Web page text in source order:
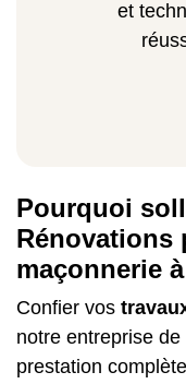
et
Pourquoi
Rénovations
maçonnerie
Confier vos
notre entreprise
prestation